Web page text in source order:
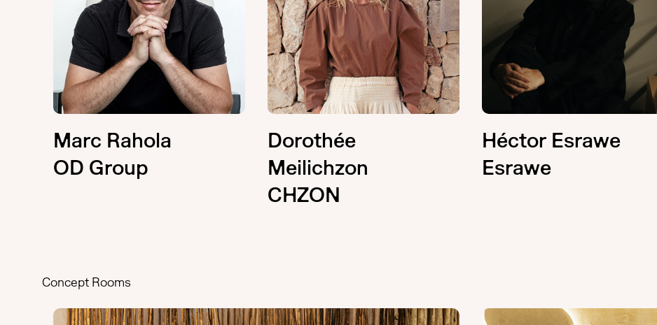
Marc Rahola
OD Group
Dorothée
Meilichzon
CHZON
Héctor Esrawe
Esrawe
Concept Rooms